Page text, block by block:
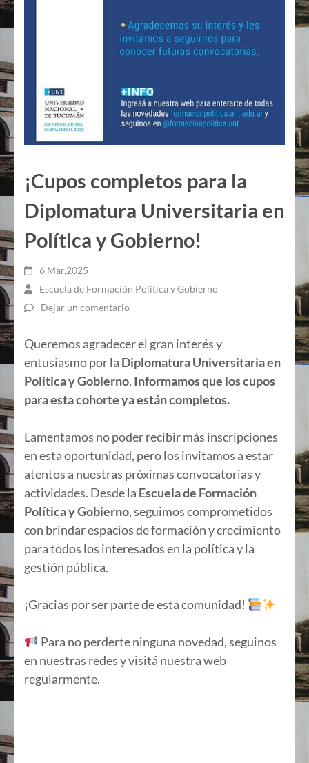
¡Cupos completos para la
Diplomatura Universitaria en
Política y Gobierno!
6 Mar,2025
Escuela de Formación Política y Gobierno
Dejar un comentario
Queremos agradecer el gran interés y
entusiasmo por la Diplomatura Universitaria en
Política y Gobierno. Informamos que los cupos
para esta cohorte ya están completos.
Lamentamos no poder recibir más inscripciones
en esta oportunidad, pero los invitamos a estar
atentos a nuestras próximas convocatorias y
actividades. Desde la Escuela de Formación
Política y Gobierno, seguimos comprometidos
con brindar espacios de formación y crecimiento
para todos los interesados en la política y la
gestión pública.
¡Gracias por ser parte de esta comunidad!
Para no perderte ninguna novedad, seguinos
en nuestras redes y visitá nuestra web
regularmente.